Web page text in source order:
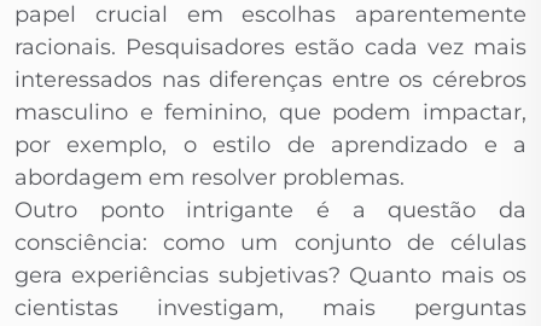
papel crucial em escolhas aparentemente
racionais. Pesquisadores estão cada vez mais
interessados nas diferenças entre os cérebros
masculino e feminino, que podem impactar,
por exemplo, o estilo de aprendizado e a
abordagem em resolver problemas.
Outro ponto intrigante é a questão da
consciência: como um conjunto de células
gera experiências subjetivas? Quanto mais os
cientistas investigam, mais perguntas